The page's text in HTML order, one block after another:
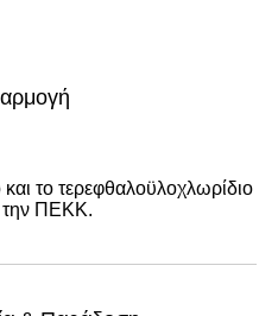
το τερεφθαλοϋλοχλωρίδιο
την ΠΕΚΚ.